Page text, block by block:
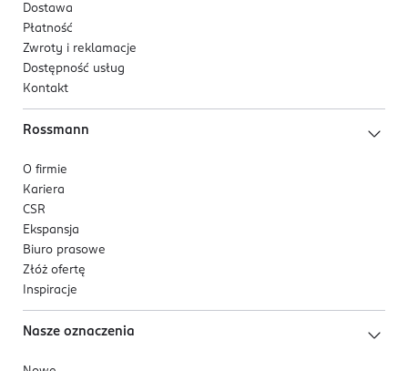
Dostawa
Płatność
Zwroty i reklamacje
Dostępność usług
Kontakt
Rossmann
O firmie
Kariera
CSR
Ekspansja
Biuro prasowe
Złóż ofertę
Inspiracje
Nasze oznaczenia